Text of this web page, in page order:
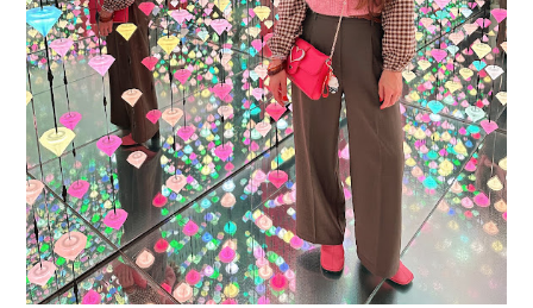
Vandaag is het weer zo’n moment waarop ik even bewust op de
pauzeknop duw, want Sprinkles on a Cupcake bestaat 16 jaar. Zestien.
Dat blijft ...